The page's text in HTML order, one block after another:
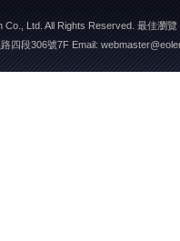
Ltd. All Rights Reserved. 最佳瀏覽
四段306號7F Email: